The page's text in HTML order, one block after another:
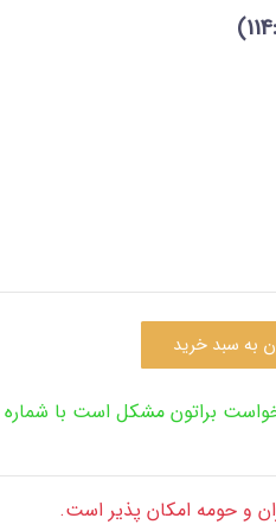
به سبد خرید
براتون مشکل است با شماره
و حومه امکان پذیر است.